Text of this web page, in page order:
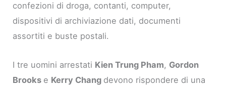
confezioni di droga, contanti, computer,
dispositivi di archiviazione dati, documenti
assortiti e buste postali.
I tre uomini arrestati Kien Trung Pham, Gordon
Brooks e Kerry Chang devono rispondere di una